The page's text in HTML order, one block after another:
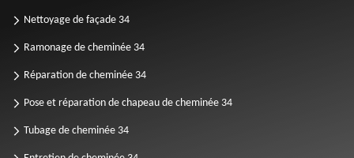
Nettoyage de façade 34
Ramonage de cheminée 34
Réparation de cheminée 34
Pose et réparation de chapeau de cheminée 34
Tubage de cheminée 34